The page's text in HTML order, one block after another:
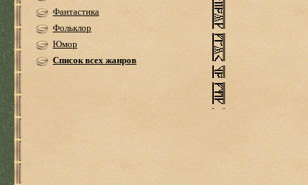
Фантастика
Фольклор
Юмор
Список всех жанров